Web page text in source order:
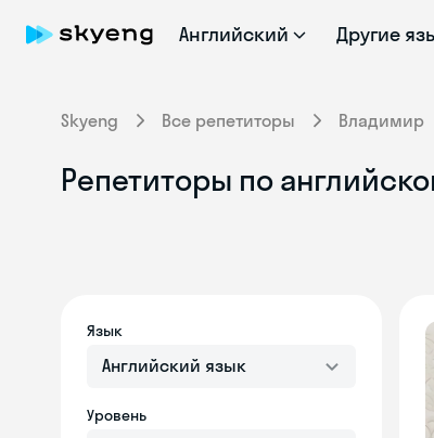
Английский Другие
Skyeng Все репетиторы Владимир
Репетиторы по
Язык
Английский язык
Уровень